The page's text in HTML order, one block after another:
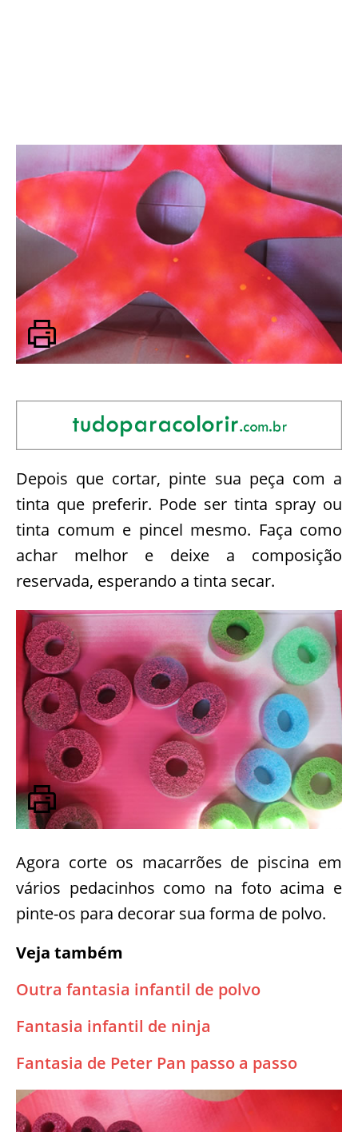
Depois que cortar, pinte sua peça com a
tinta que preferir. Pode ser tinta spray ou
tinta comum e pincel mesmo. Faça como
achar melhor e deixe a composição
reservada, esperando a tinta secar.
Agora corte os macarrões de piscina em
vários pedacinhos como na foto acima e
pinte-os para decorar sua forma de polvo.
Veja também
Outra fantasia infantil de polvo
Fantasia infantil de ninja
Fantasia de Peter Pan passo a passo